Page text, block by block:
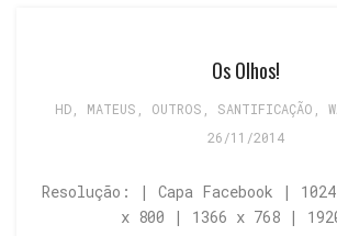
Os Olhos!
HD MATEUS OUTROS SANTIFICAÇÃO
26/11/2014
Resolução: | Capa Facebook |
x 800 | 1366 x 768 |